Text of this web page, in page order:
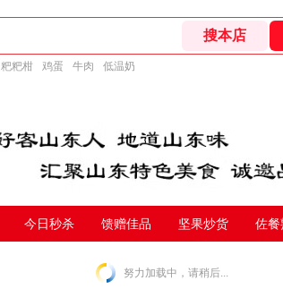
粑粑柑 鸡蛋 牛肉 低温奶
今日秒杀 馈赠佳品 坚果炒货 佐餐
努力加载中，请稍后...